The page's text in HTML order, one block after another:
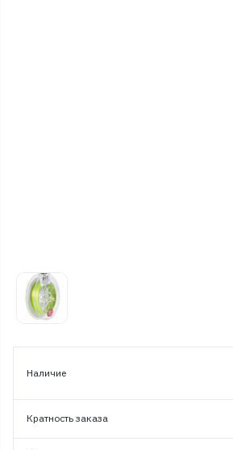
Наличие
Кратность заказа